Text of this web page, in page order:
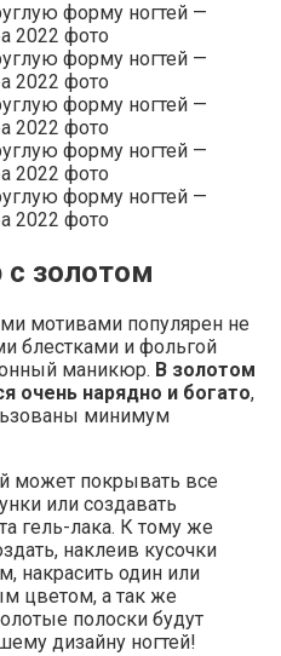
золотом
мотивами популярен не
блестками и фольгой
маникюр. В золотом
очень нарядно и богато,
минимум
может покрывать все
или создавать
гель-лака. К тому же
наклеив кусочки
накрасить один или
цветом, а так же
полоски будут
дизайну ногтей!